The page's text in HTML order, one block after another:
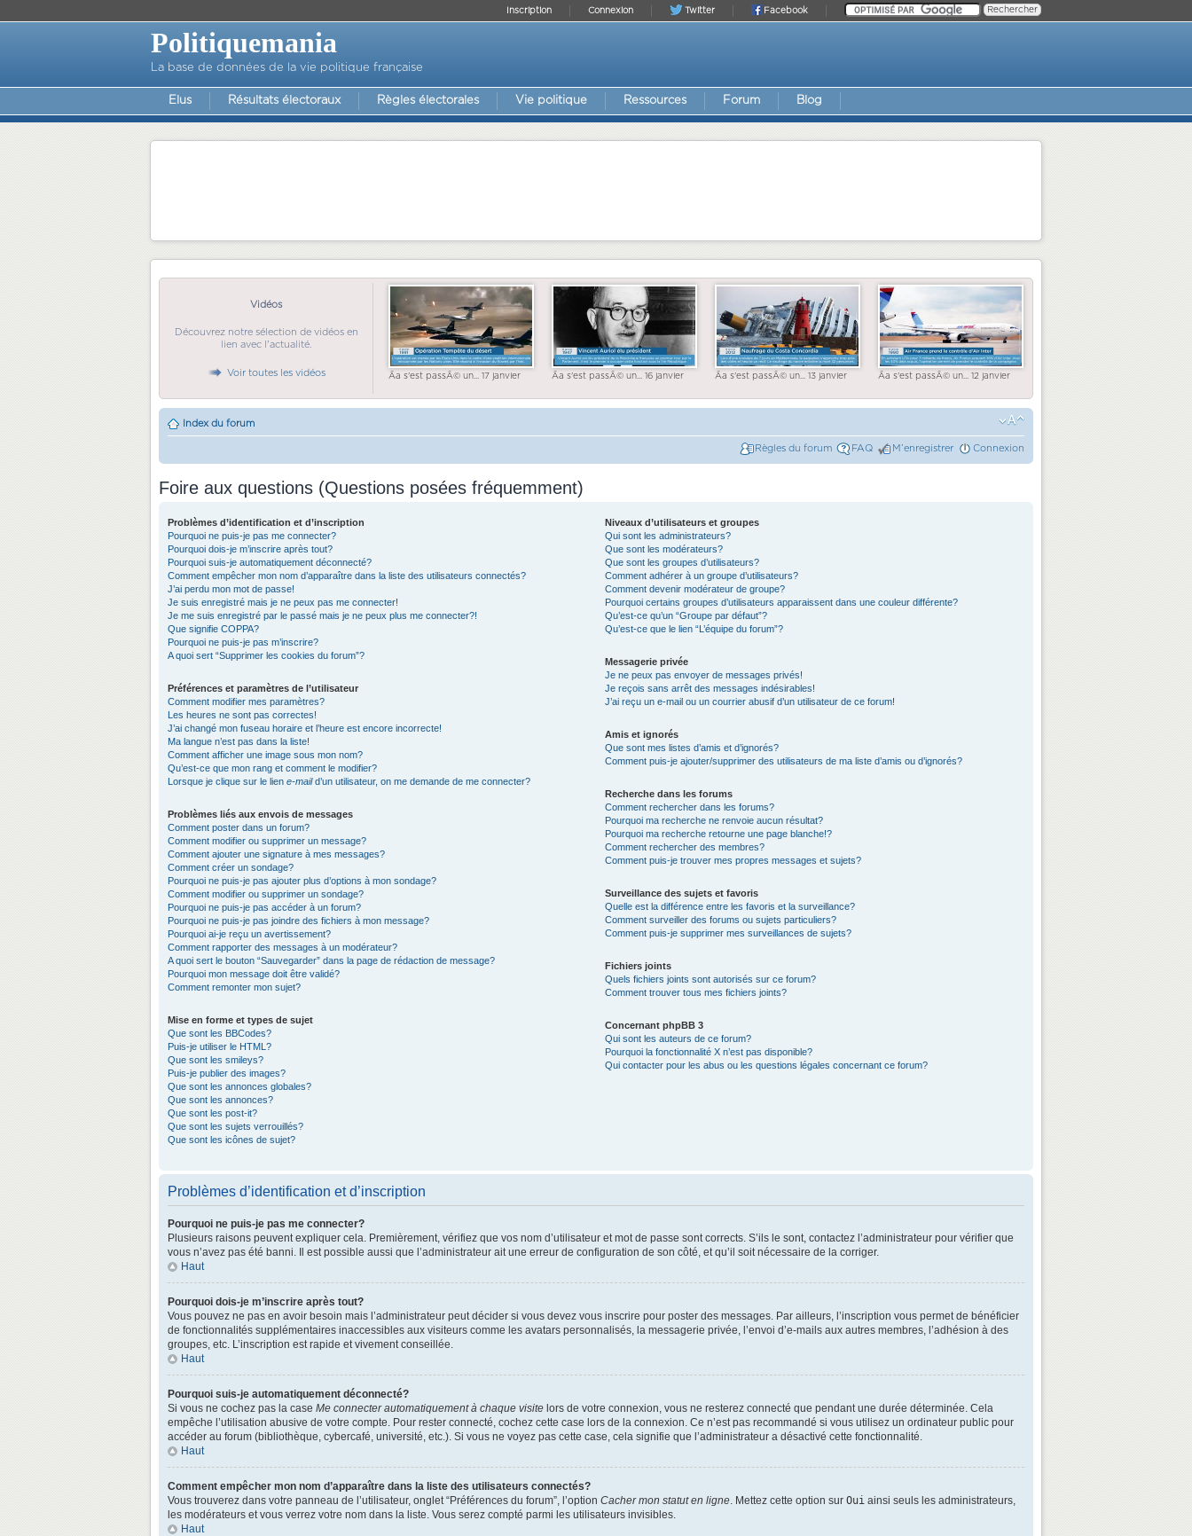
Facebook
Twitter
Connexion
Inscription
Politiquemania
La base de données de la vie politique française
Elus Résultats électoraux Règles électorales Vie politique Ressources Forum Blog
Vidéos
Découvrez notre sélection de vidéos en
lien avec l'actualité.
Voir toutes les vidéos Ãa s'est passÃ© un... 17 janvier Ãa s'est passÃ© un... 16 janvier Ãa s'est passÃ© un... 13 janvier Ãa s'est passÃ© un... 12 janvier
Index du forum
Règles du forum FAQ M’enregistrer Connexion
Foire aux questions (Questions posées fréquemment)
Problèmes d’identification et d’inscription
Pourquoi ne puis-je pas me connecter?
Pourquoi dois-je m’inscrire après tout?
Pourquoi suis-je automatiquement déconnecté?
Comment empêcher mon nom d’apparaître dans la liste des utilisateurs connectés?
J’ai perdu mon mot de passe!
Je suis enregistré mais je ne peux pas me connecter!
Je me suis enregistré par le passé mais je ne peux plus me connecter?!
Que signifie COPPA?
Pourquoi ne puis-je pas m’inscrire?
A quoi sert “Supprimer les cookies du forum”?
Préférences et paramètres de l’utilisateur
Comment modifier mes paramètres?
Les heures ne sont pas correctes!
J’ai changé mon fuseau horaire et l’heure est encore incorrecte!
Ma langue n’est pas dans la liste!
Comment afficher une image sous mon nom?
Qu’est-ce que mon rang et comment le modifier?
Lorsque je clique sur le lien e-maild’un utilisateur, on me demande de me connecter?
Problèmes liés aux envois de messages
Comment poster dans un forum?
Comment modifier ou supprimer un message?
Comment ajouter une signature à mes messages?
Comment créer un sondage?
Pourquoi ne puis-je pas ajouter plus d’options à mon sondage?
Comment modifier ou supprimer un sondage?
Pourquoi ne puis-je pas accéder à un forum?
Pourquoi ne puis-je pas joindre des fichiers à mon message?
Pourquoi ai-je reçu un avertissement?
Comment rapporter des messages à un modérateur?
A quoi sert le bouton “Sauvegarder” dans la page de rédaction de message?
Pourquoi mon message doit être validé?
Comment remonter mon sujet?
Mise en forme et types de sujet
Que sont les BBCodes?
Puis-je utiliser le HTML?
Que sont les smileys?
Puis-je publier des images?
Que sont les annonces globales?
Que sont les annonces?
Que sont les post-it?
Que sont les sujets verrouillés?
Que sont les icônes de sujet?
Niveaux d’utilisateurs et groupes
Qui sont les administrateurs?
Que sont les modérateurs?
Que sont les groupes d’utilisateurs?
Comment adhérer à un groupe d’utilisateurs?
Comment devenir modérateur de groupe?
Pourquoi certains groupes d’utilisateurs apparaissent dans une couleur différente?
Qu’est-ce qu’un “Groupe par défaut”?
Qu’est-ce que le lien “L’équipe du forum”?
Messagerie privée
Je ne peux pas envoyer de messages privés!
Je reçois sans arrêt des messages indésirables!
J’ai reçu un e-mail ou un courrier abusif d’un utilisateur de ce forum!
Amis et ignorés
Que sont mes listes d’amis et d’ignorés?
Comment puis-je ajouter/supprimer des utilisateurs de ma liste d’amis ou d’ignorés?
Recherche dans les forums
Comment rechercher dans les forums?
Pourquoi ma recherche ne renvoie aucun résultat?
Pourquoi ma recherche retourne une page blanche!?
Comment rechercher des membres?
Comment puis-je trouver mes propres messages et sujets?
Surveillance des sujets et favoris
Quelle est la différence entre les favoris et la surveillance?
Comment surveiller des forums ou sujets particuliers?
Comment puis-je supprimer mes surveillances de sujets?
Fichiers joints
Quels fichiers joints sont autorisés sur ce forum?
Comment trouver tous mes fichiers joints?
Concernant phpBB 3
Qui sont les auteurs de ce forum?
Pourquoi la fonctionnalité X n’est pas disponible?
Qui contacter pour les abus ou les questions légales concernant ce forum?
Problèmes d’identification et d’inscription
Pourquoi ne puis-je pas me connecter?
Plusieurs raisons peuvent expliquer cela. Premièrement, vérifiez que vos nom d’utilisateur et mot de passe sont corrects. S’ils le sont, contactez l’administrateur pour vérifier que
vous n’avez pas été banni. Il est possible aussi que l’administrateur ait une erreur de configuration de son côté, et qu’il soit nécessaire de la corriger.
Haut
Pourquoi dois-je m’inscrire après tout?
Vous pouvez ne pas en avoir besoin mais l’administrateur peut décider si vous devez vous inscrire pour poster des messages. Par ailleurs, l’inscription vous permet de bénéficier
de fonctionnalités supplémentaires inaccessibles aux visiteurs comme les avatars personnalisés, la messagerie privée, l’envoi d’e-mails aux autres membres, l’adhésion à des
groupes, etc. L’inscription est rapide et vivement conseillée.
Haut
Pourquoi suis-je automatiquement déconnecté?
Si vous ne cochez pas la case Me connecter automatiquement à chaque visite lors de votre connexion, vous ne resterez connecté que pendant une durée déterminée. Cela
empêche l’utilisation abusive de votre compte. Pour rester connecté, cochez cette case lors de la connexion. Ce n’est pas recommandé si vous utilisez un ordinateur public pour
accéder au forum (bibliothèque, cybercafé, université, etc.). Si vous ne voyez pas cette case, cela signifie que l’administrateur a désactivé cette fonctionnalité.
Haut
Comment empêcher mon nom d’apparaître dans la liste des utilisateurs connectés?
Vous trouverez dans votre panneau de l’utilisateur, onglet “Préférences du forum”, l’option Cacher mon statut en ligne. Mettez cette option sur Oui ainsi seuls les administrateurs,
les modérateurs et vous verrez votre nom dans la liste. Vous serez compté parmi les utilisateurs invisibles.
Haut